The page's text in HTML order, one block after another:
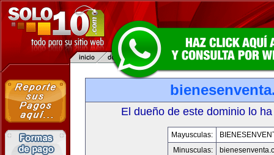
El dueño de este dominio lo
Mayusculas:
Minusculas: